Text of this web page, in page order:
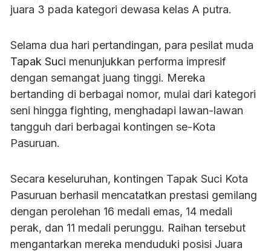
juara 3 pada kategori dewasa kelas A putra.
Selama dua hari pertandingan, para pesilat muda
Tapak Suci menunjukkan performa impresif
dengan semangat juang tinggi. Mereka
bertanding di berbagai nomor, mulai dari kategori
seni hingga fighting, menghadapi lawan-lawan
tangguh dari berbagai kontingen se-Kota
Pasuruan.
Secara keseluruhan, kontingen Tapak Suci Kota
Pasuruan berhasil mencatatkan prestasi gemilang
dengan perolehan 16 medali emas, 14 medali
perak, dan 11 medali perunggu. Raihan tersebut
mengantarkan mereka menduduki posisi Juara